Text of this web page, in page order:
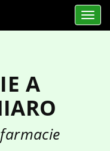
Apri
A
farmacie